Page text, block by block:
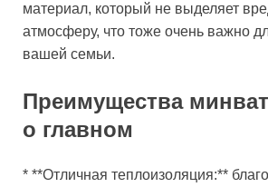
материал, который не выделяет
атмосферу, что тоже очень важно
вашей семьи.
Преимущества
о главном
* **Отличная теплоизоляция:**